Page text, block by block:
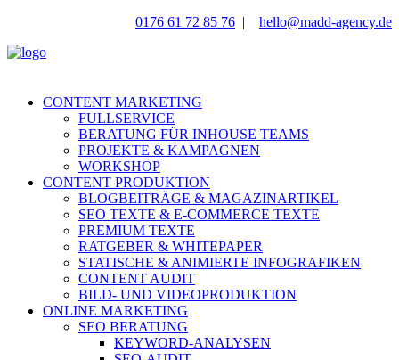
0176 61 72 85 76 | hello@madd-agency.de
CONTENT MARKETING
FULLSERVICE
BERATUNG FÜR INHOUSE TEAMS
PROJEKTE & KAMPAGNEN
WORKSHOP
CONTENT PRODUKTION
BLOGBEITRÄGE & MAGAZINARTIKEL
SEO TEXTE & E-COMMERCE TEXTE
PREMIUM TEXTE
RATGEBER & WHITEPAPER
STATISCHE & ANIMIERTE INFOGRAFIKEN
CONTENT AUDIT
BILD- UND VIDEOPRODUKTION
ONLINE MARKETING
SEO BERATUNG
KEYWORD-ANALYSEN